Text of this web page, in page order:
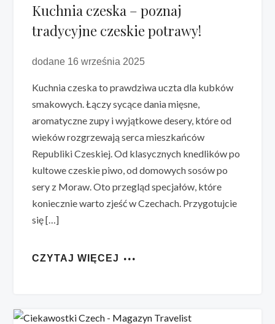
Kuchnia czeska – poznaj
tradycyjne czeskie potrawy!
dodane 16 września 2025
Kuchnia czeska to prawdziwa uczta dla kubków
smakowych. Łączy sycące dania mięsne,
aromatyczne zupy i wyjątkowe desery, które od
wieków rozgrzewają serca mieszkańców
Republiki Czeskiej. Od klasycznych knedlików po
kultowe czeskie piwo, od domowych sosów po
sery z Moraw. Oto przegląd specjałów, które
koniecznie warto zjeść w Czechach. Przygotujcie
się […]
CZYTAJ WIĘCEJ